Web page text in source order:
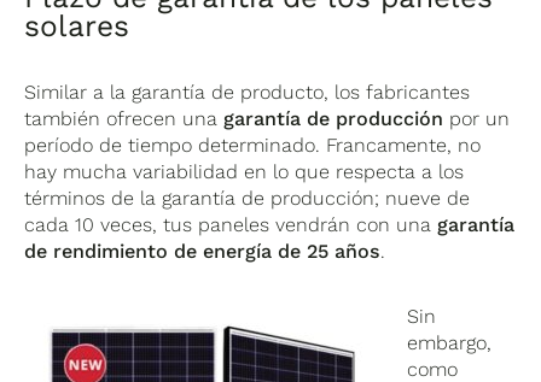
solares
Similar a la garantía de producto, los fabricantes
también ofrecen una garantía de producción por un
período de tiempo determinado. Francamente, no
hay mucha variabilidad en lo que respecta a los
términos de la garantía de producción; nueve de
cada 10 veces, tus paneles vendrán con una garantía
de rendimiento de energía de 25 años.
Sin
embargo,
como